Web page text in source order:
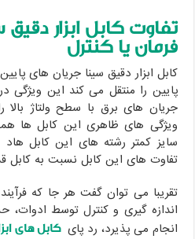
تفاوت کابل ابزار دقیق
فرمان یا کنترل
کابل ابزار دقیق سینا جریان های
پایین را منتقل می کند این ویژگی
جریان های برق با سطح ولتاژ بالا
ویژگی های ظاهری این کابل ها
سایز کمتر رشته های این کابل
تفاوت های این کابل نسبت به کابل
تقریبا می توان گفت هر جا که
اندازه گیری و کنترل توسط ادوات،
انجام می پذیرد، رد پای کابل های